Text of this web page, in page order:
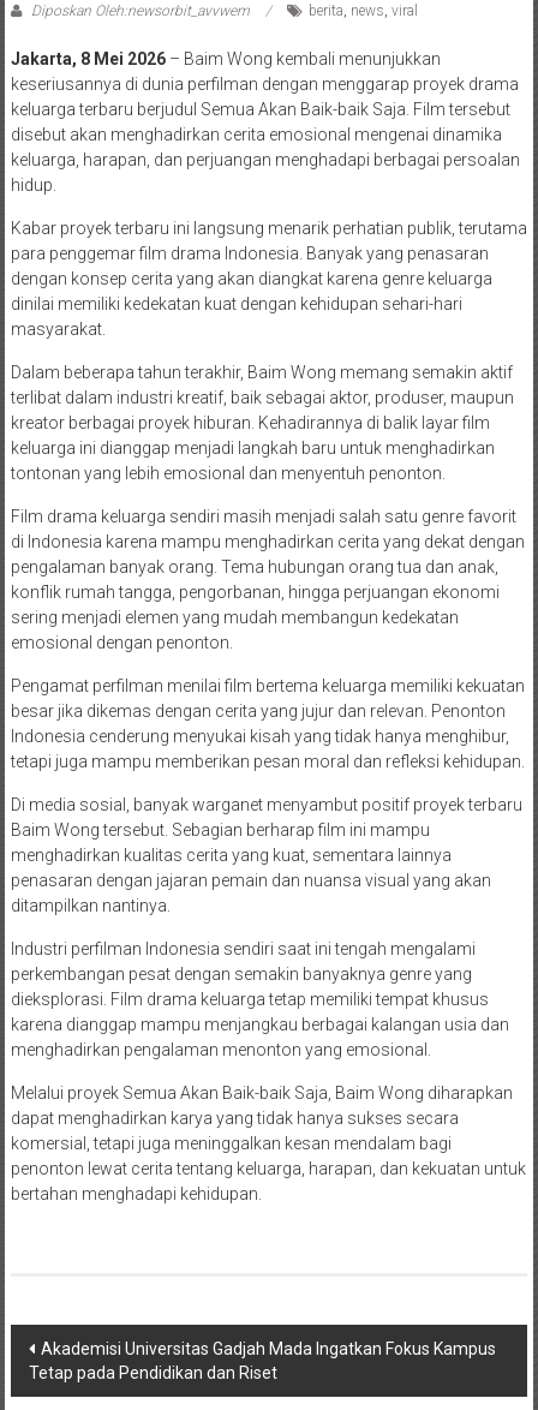
Diposkan Oleh:newsorbit_avvwem berita, news, viral
Jakarta, 8 Mei 2026– Baim Wong kembali menunjukkan
keseriusannya di dunia perfilman dengan menggarap proyek drama
keluarga terbaru berjudul Semua Akan Baik-baik Saja. Film tersebut
disebut akan menghadirkan cerita emosional mengenai dinamika
keluarga, harapan, dan perjuangan menghadapi berbagai persoalan
hidup.
Kabar proyek terbaru ini langsung menarik perhatian publik, terutama
para penggemar film drama Indonesia. Banyak yang penasaran
dengan konsep cerita yang akan diangkat karena genre keluarga
dinilai memiliki kedekatan kuat dengan kehidupan sehari-hari
masyarakat.
Dalam beberapa tahun terakhir, Baim Wong memang semakin aktif
terlibat dalam industri kreatif, baik sebagai aktor, produser, maupun
kreator berbagai proyek hiburan. Kehadirannya di balik layar film
keluarga ini dianggap menjadi langkah baru untuk menghadirkan
tontonan yang lebih emosional dan menyentuh penonton.
Film drama keluarga sendiri masih menjadi salah satu genre favorit
di Indonesia karena mampu menghadirkan cerita yang dekat dengan
pengalaman banyak orang. Tema hubungan orang tua dan anak,
konflik rumah tangga, pengorbanan, hingga perjuangan ekonomi
sering menjadi elemen yang mudah membangun kedekatan
emosional dengan penonton.
Pengamat perfilman menilai film bertema keluarga memiliki kekuatan
besar jika dikemas dengan cerita yang jujur dan relevan. Penonton
Indonesia cenderung menyukai kisah yang tidak hanya menghibur,
tetapi juga mampu memberikan pesan moral dan refleksi kehidupan.
Di media sosial, banyak warganet menyambut positif proyek terbaru
Baim Wong tersebut. Sebagian berharap film ini mampu
menghadirkan kualitas cerita yang kuat, sementara lainnya
penasaran dengan jajaran pemain dan nuansa visual yang akan
ditampilkan nantinya.
Industri perfilman Indonesia sendiri saat ini tengah mengalami
perkembangan pesat dengan semakin banyaknya genre yang
dieksplorasi. Film drama keluarga tetap memiliki tempat khusus
karena dianggap mampu menjangkau berbagai kalangan usia dan
menghadirkan pengalaman menonton yang emosional.
Melalui proyek Semua Akan Baik-baik Saja, Baim Wong diharapkan
dapat menghadirkan karya yang tidak hanya sukses secara
komersial, tetapi juga meninggalkan kesan mendalam bagi
penonton lewat cerita tentang keluarga, harapan, dan kekuatan untuk
bertahan menghadapi kehidupan.
Navigasi
pos
Akademisi Universitas Gadjah Mada Ingatkan Fokus Kampus
Tetap pada Pendidikan dan Riset